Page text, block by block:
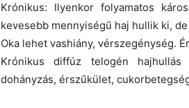
Krónikus: Ilyenkor folyamatos
kevesebb mennyiségű haj hullik ki,
Oka lehet vashiány, vérszegénység.
Krónikus diffúz telogén hajhullás
dohányzás, érszűkület,